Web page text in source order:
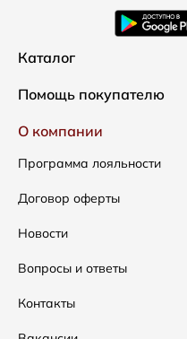
Каталог
Новинки
Одежда
Сумки
Аксессуары
Распродажа
Подарочные сертификаты
Помощь покупателю
Доставка и оплата
Как оформить заказ
Условия возвратов
Таблица размеров
Уход за одеждой
О компании
Программа лояльности
Договор оферты
Новости
Вопросы и ответы
Контакты